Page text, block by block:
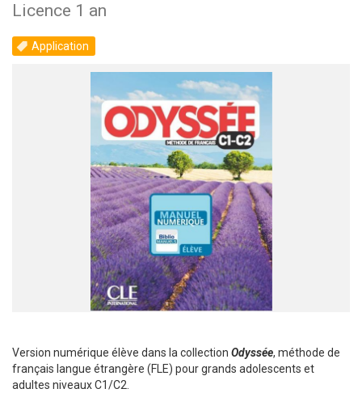
Licence 1 an
Application
Version numérique élève dans la collection Odyssée, méthode de
français langue étrangère (FLE) pour grands adolescents et
adultes niveaux C1/C2.